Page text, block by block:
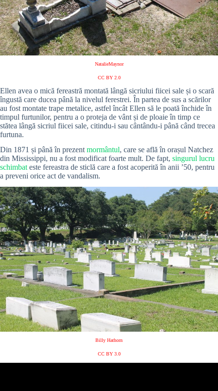
NatalieMaynor
CC BY 2.0
Ellen avea o mică fereastră montată lângă sicriului fiicei sale și o scară
îngustă care ducea până la nivelul ferestrei. În partea de sus a scărilor
au fost montate trape metalice, astfel încât Ellen să le poată închide în
timpul furtunilor, pentru a o proteja de vânt și de ploaie în timp ce
stătea lângă sicriul fiicei sale, citindu-i sau cântându-i până când trecea
furtuna.
Din 1871 și până în prezent mormântul, care se află în orașul Natchez
din Mississippi, nu a fost modificat foarte mult. De fapt, singurul lucru
schimbat este fereastra de sticlă care a fost acoperită în anii ’50, pentru
a preveni orice act de vandalism.
Billy Hathorn
CC BY 3.0